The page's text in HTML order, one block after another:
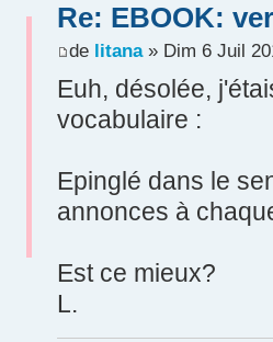
Re: EBOOK:
de litana» Dim 6 Juil
Euh, désolée,
vocabulaire :
Epinglé dans le
annonces à
Est ce mieux?
L.